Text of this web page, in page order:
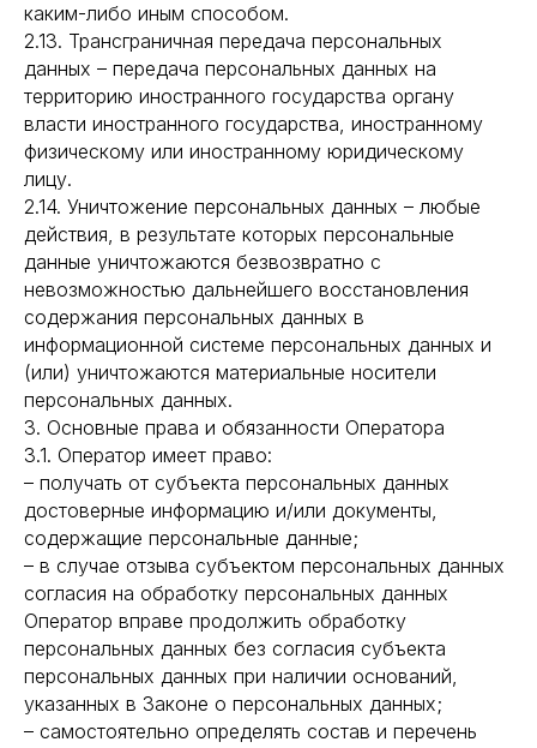
каким-либо иным способом.
2.13. Трансграничная передача персональных
данных – передача персональных данных на
территорию иностранного государства органу
власти иностранного государства, иностранному
физическому или иностранному юридическому
лицу.
2.14. Уничтожение персональных данных – любые
действия, в результате которых персональные
данные уничтожаются безвозвратно с
невозможностью дальнейшего восстановления
содержания персональных данных в
информационной системе персональных данных и
(или) уничтожаются материальные носители
персональных данных.
3. Основные права и обязанности Оператора
3.1. Оператор имеет право:
– получать от субъекта персональных данных
достоверные информацию и/или документы,
содержащие персональные данные;
– в случае отзыва субъектом персональных данных
согласия на обработку персональных данных
Оператор вправе продолжить обработку
персональных данных без согласия субъекта
персональных данных при наличии оснований,
указанных в Законе о персональных данных;
– самостоятельно определять состав и перечень